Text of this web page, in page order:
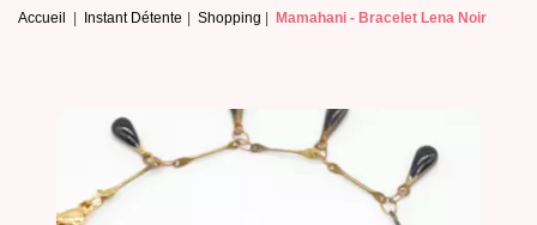
Accueil Instant Détente Shopping Mamahani - Bracelet Lena Noir